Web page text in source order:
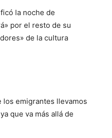
la noche de
por el resto de su
de la cultura
los emigrantes llevamos
que va más allá de